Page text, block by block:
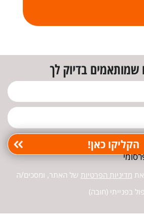
בדיוק לך
מדיניות הפרטיות של האתר, ומסכים/ה
בפנייתי (חובה)